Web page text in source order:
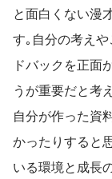
と面白くない漫
す｡自分の考え
ドバックを正面
うが重要だと考
自分が作った資
かったりすると
いる環境と成長